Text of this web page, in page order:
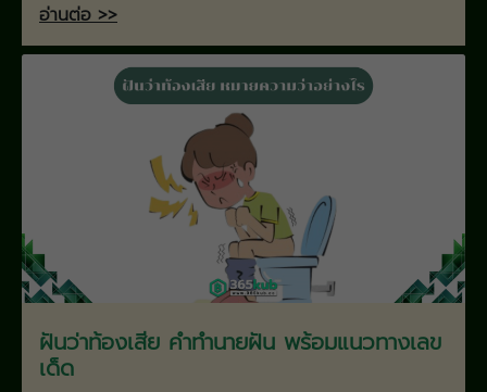
อ่านต่อ >>
ฝันว่าท้องเสีย คำทำนายฝัน พร้อมแนวทางเลข
เด็ด